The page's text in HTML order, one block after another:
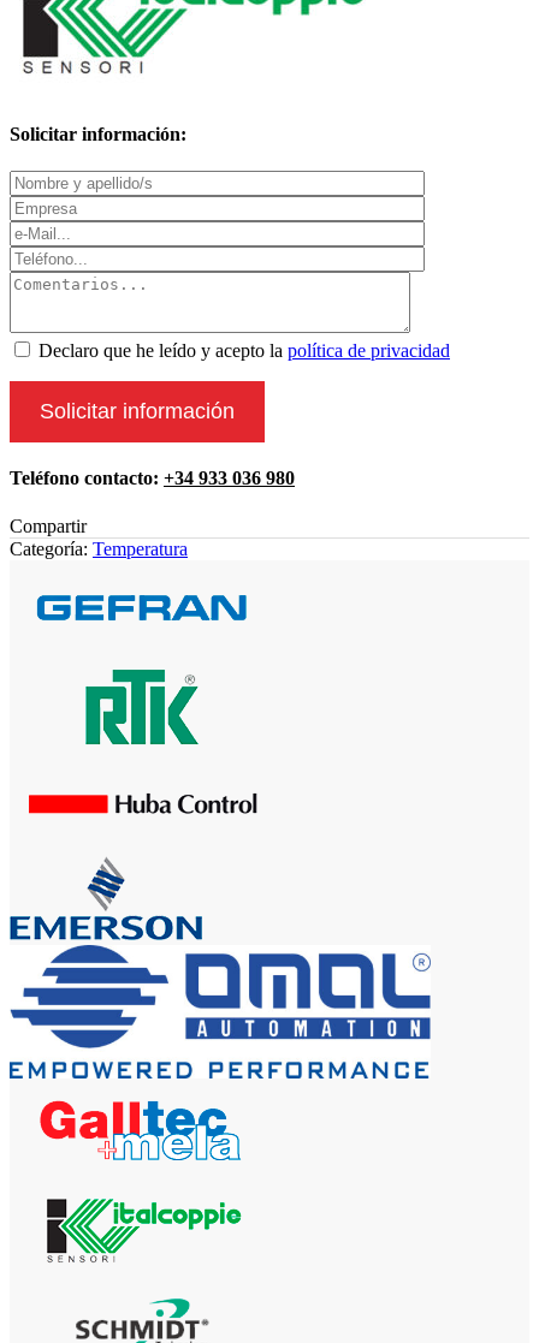
Solicitar información:
Declaro que he leído y acepto la política de privacidad
Teléfono contacto: +34 933 036 980
Compartir
Categoría: Temperatura